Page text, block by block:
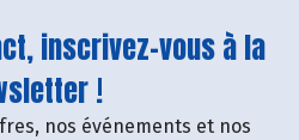
inscrivez-vous à la
!
nos événements et nos